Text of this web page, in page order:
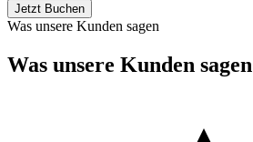
Jetzt Buchen
Was unsere Kunden sagen
Was unsere Kunden sagen